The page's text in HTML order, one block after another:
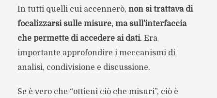
In tutti quelli cui accennerò, non si trattava di
focalizzarsi sulle misure, ma sull’interfaccia
che permette di accedere ai dati. Era
importante approfondire i meccanismi di
analisi, condivisione e discussione.
Se è vero che “ottieni ciò che misuri”, ciò è